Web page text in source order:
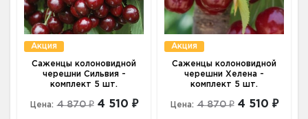
Акция
Саженцы колоновидной
черешни Сильвия -
комплект 5 шт.
Цена: 4 870 ₽ 4 510 ₽
Акция
Саженцы колоновидной
черешни Хелена -
комплект 5 шт.
Цена: 4 870 ₽ 4 510 ₽